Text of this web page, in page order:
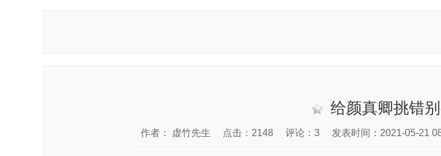
给颜真卿挑错
作者： 虚竹先生 点击：2148 评论：3 发表时间：2021-05-21